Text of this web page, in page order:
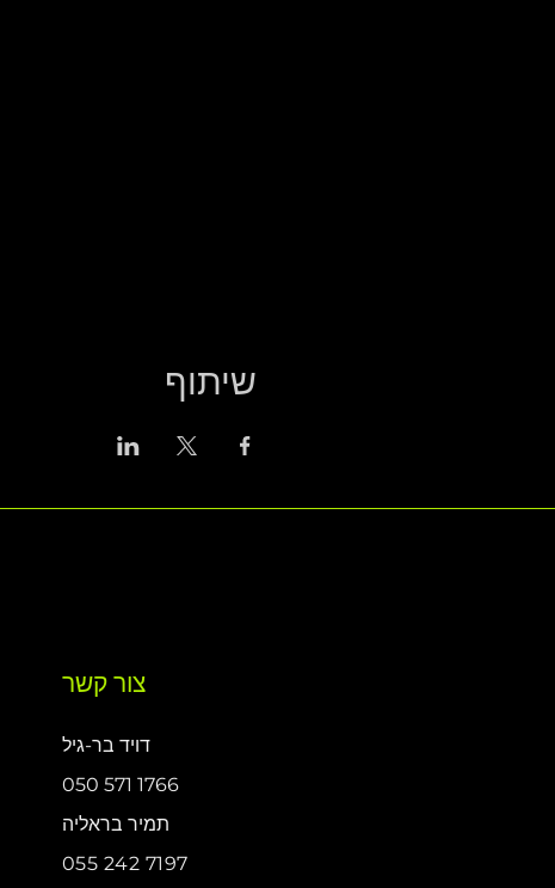
שיתוף
צור קשר
דויד בר-גיל
050 571 1766
תמיר בראליה
055 242 7197